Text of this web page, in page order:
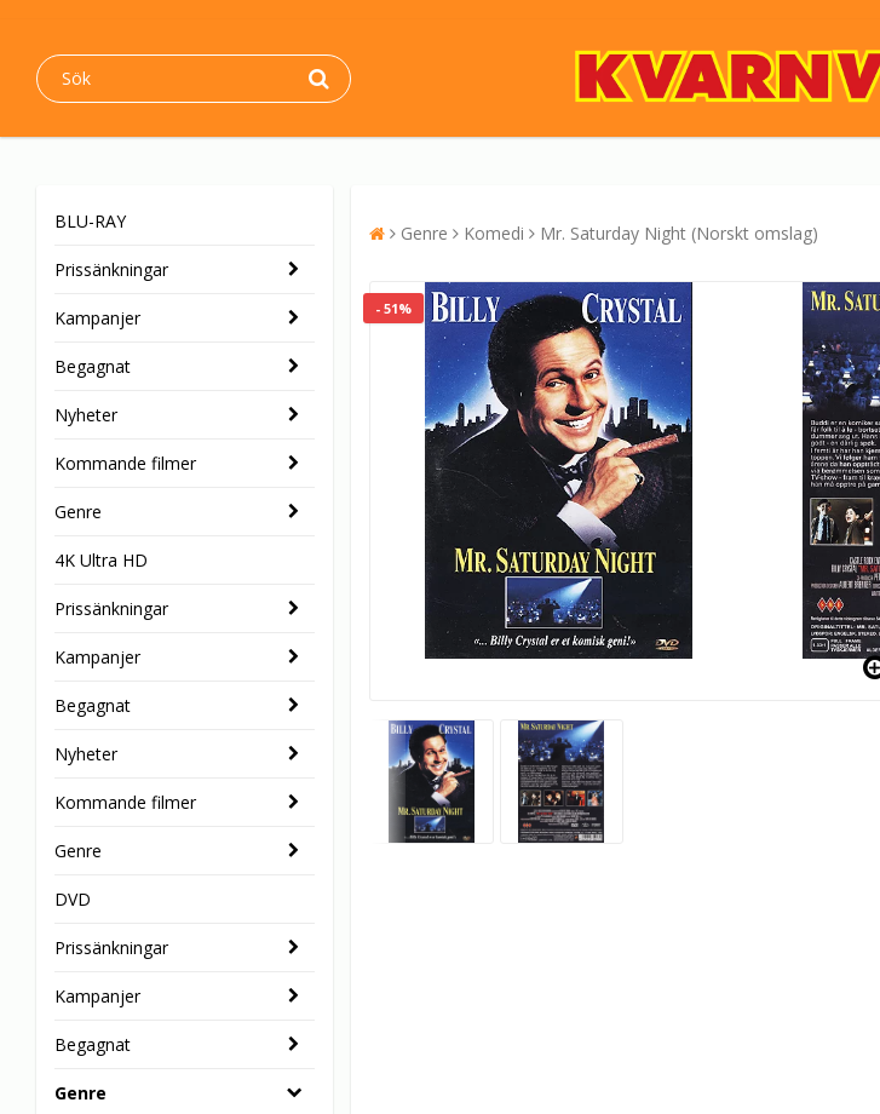
BLU-RAY
Prissänkningar
Kampanjer
Begagnat
Nyheter
Kommande filmer
Genre
4K Ultra HD
Prissänkningar
Kampanjer
Begagnat
Nyheter
Kommande filmer
Genre
DVD
Prissänkningar
Kampanjer
Begagnat
Genre
Genre Komedi Mr. Saturday Night (Norskt omslag)
- 51%